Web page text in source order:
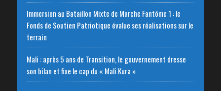
Immersion au Bataillon Mixte de Marche Fantôme 1 : le
Fonds de Soutien Patriotique évalue ses réalisations sur le
terrain
Mali : après 5 ans de Transition, le gouvernement dresse
son bilan et fixe le cap du « Mali Kura »